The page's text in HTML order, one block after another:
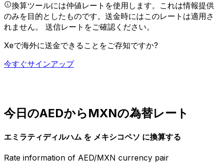
換算ツールには仲値レートを使用します。これは情報提供
のみを目的としたものです。送金時にはこのレートは適用さ
れません。 送信レートをご確認ください。
Xeで海外に送金できることをご存知ですか?
今すぐサインアップ
今日のAEDからMXNの為替レート
エミラティディルハム を メキシコペソ に換算する
Rate information of AED/MXN currency pair